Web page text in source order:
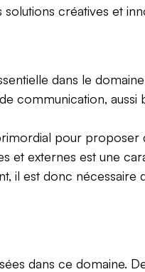
créatives et
dans le
communication, aussi
pour proposer
et externes est une
il est donc nécessaire
dans ce domaine.